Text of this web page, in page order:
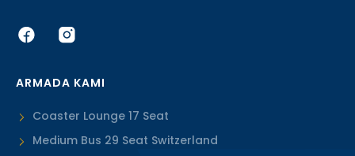
ARMADA KAMI
Coaster Lounge 17 Seat
Medium Bus 29 Seat Switzerland